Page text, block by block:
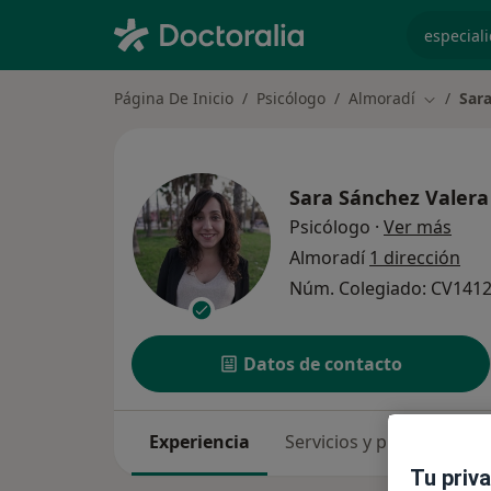
Página De Inicio Psicólogo Almoradí Cambiar
Sara Sánchez Valera
Psicólogo · Ver más
Almoradí 1 dirección
Núm. Colegiado:
Datos de contacto
Experiencia Servicios y precios
Tu